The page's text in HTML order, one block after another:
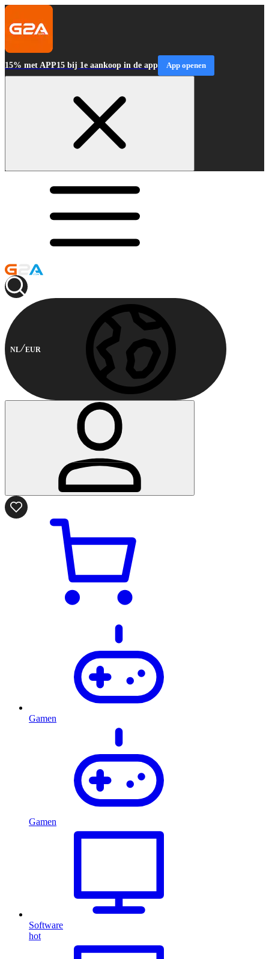
15% met APP15 bij 1e aankoop in de app App openen
NL EUR
Gamen
Gamen
Software
hot